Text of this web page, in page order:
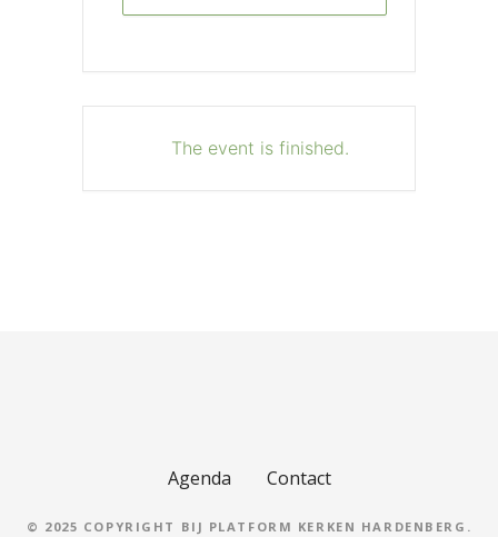
The event is finished.
Agenda Contact
© 2025 COPYRIGHT BIJ PLATFORM KERKEN HARDENBERG.